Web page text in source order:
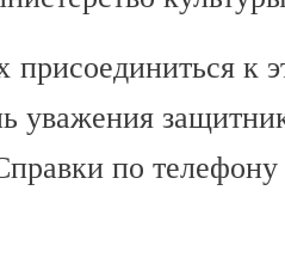
присоединиться к
уважения
по